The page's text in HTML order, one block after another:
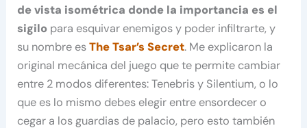
de vista isométrica donde la importancia es el
sigilo para esquivar enemigos y poder infiltrarte, y
su nombre esThe Tsar’s Secret. Me explicaron la
original mecánica del juego que te permite cambiar
entre 2 modos diferentes: Tenebris y Silentium, o lo
que es lo mismo debes elegir entre ensordecer o
cegar a los guardias de palacio, pero esto también